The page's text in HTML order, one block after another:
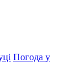
Погода у